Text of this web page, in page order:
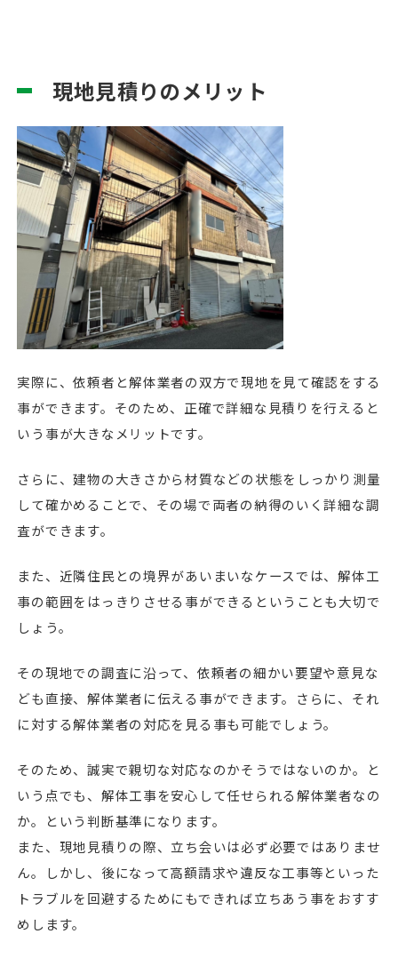
現地見積りのメリット
実際に、依頼者と解体業者の双方で現地を見て確認をする
事ができます。そのため、正確で詳細な見積りを行えると
いう事が大きなメリットです。
さらに、建物の大きさから材質などの状態をしっかり測量
して確かめることで、その場で両者の納得のいく詳細な調
査ができます。
また、近隣住民との境界があいまいなケースでは、解体工
事の範囲をはっきりさせる事ができるということも大切で
しょう。
その現地での調査に沿って、依頼者の細かい要望や意見な
ども直接、解体業者に伝える事ができます。さらに、それ
に対する解体業者の対応を見る事も可能でしょう。
そのため、誠実で親切な対応なのかそうではないのか。と
いう点でも、解体工事を安心して任せられる解体業者なの
か。という判断基準になります。
また、現地見積りの際、立ち会いは必ず必要ではありませ
ん。しかし、後になって高額請求や違反な工事等といった
トラブルを回避するためにもできれば立ちあう事をおすす
めします。